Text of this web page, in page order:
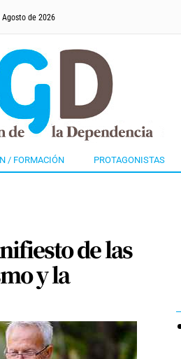
Agosto de 2026
/ FORMACIÓN PROTAGONISTAS
de las
y la